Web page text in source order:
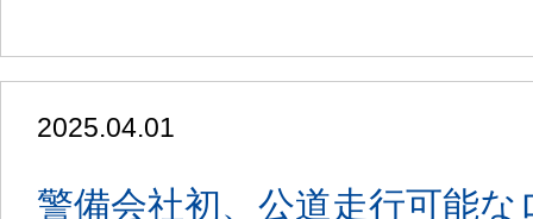
2025.04.01
警備会社初、公道走行可能